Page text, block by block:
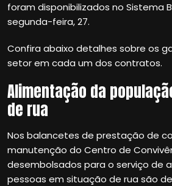
foram disponibilizados no Sistema
segunda-feira, 27.
Confira abaixo detalhes sobre os
setor em cada um dos contratos.
Alimentação da
de rua
Nos balancetes de prestação de
manutenção do Centro de
desembolsados para o serviço de
pessoas em situação de rua são